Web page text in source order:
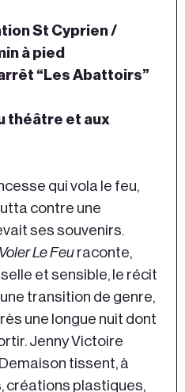
St Cyprien /
à pied
arrêt “Les Abattoirs”
théâtre et aux
qui vola le feu,
contre une
ses souvenirs.
Voler Le Feu raconte,
et sensible, le récit
transition de genre,
une longue nuit dont
Jenny Victoire
tissent, à
créations plastiques,